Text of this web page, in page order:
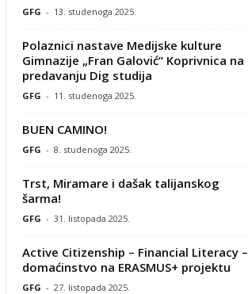
GFG - 13. studenoga 2025.
Polaznici nastave Medijske kulture
Gimnazije „Fran Galović“ Koprivnica na
predavanju Dig studija
GFG - 11. studenoga 2025.
BUEN CAMINO!
GFG - 8. studenoga 2025.
Trst, Miramare i dašak talijanskog
šarma!
GFG - 31. listopada 2025.
Active Citizenship – Financial Literacy –
domaćinstvo na ERASMUS+ projektu
GFG - 27. listopada 2025.